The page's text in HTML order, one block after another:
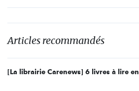
Articles recommandés